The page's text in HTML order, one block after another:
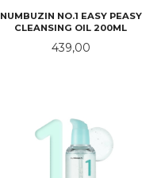
NUMBUZIN NO.1 EASY PEASY
CLEANSING OIL 200ML
Pris
439,00